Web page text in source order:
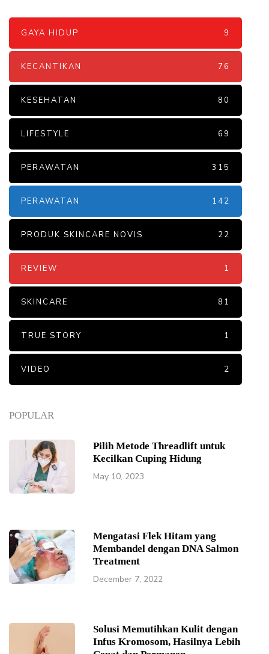
POPULAR
Pilih Metode Threadlift untuk
Kecilkan Cuping Hidung
May 10, 2023
Mengatasi Flek Hitam yang
Membandel dengan DNA Salmon
Treatment
December 7, 2022
Solusi Memutihkan Kulit dengan
Infus Kromosom, Hasilnya Lebih
GAYA HIDUP 9
KECANTIKAN 76
KESEHATAN 80
LIFESTYLE 69
PERAWATAN 315
PERAWATAN 142
PRODUK SKINCARE NOVIS 22
REVIEW 1
SKINCARE 81
TRUE STORY 1
VIDEO 2